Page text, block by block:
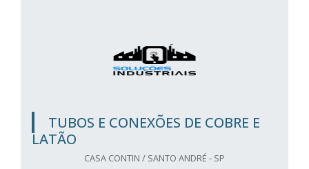
TUBOS E CONEXÕES DE COBRE E
LATÃO
CASA CONTIN / SANTO ANDRÉ - SP